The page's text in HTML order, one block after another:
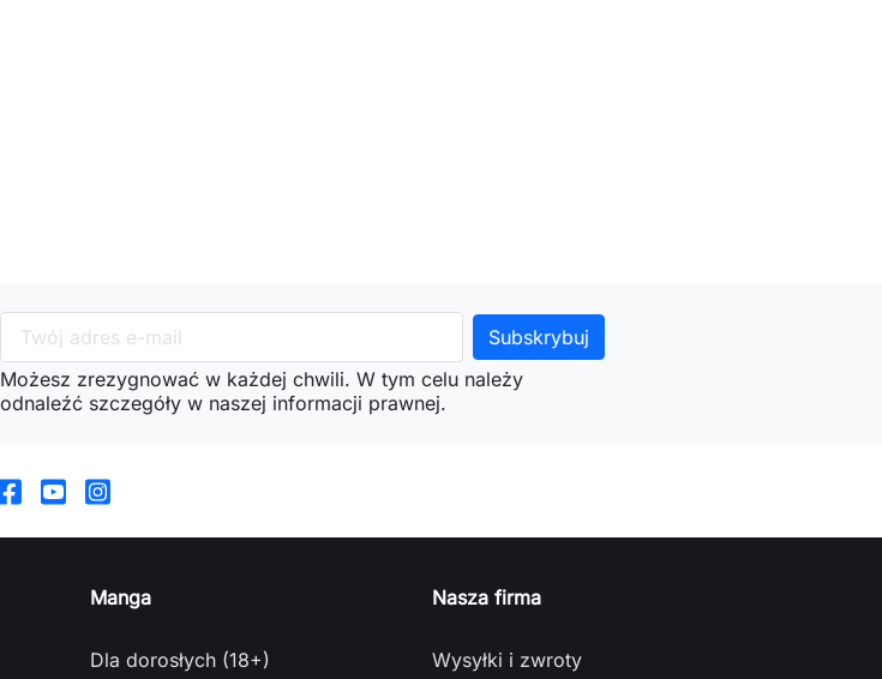
do koszyka
Możesz zrezygnować w każdej chwili. W tym celu należy
odnaleźć szczegóły w naszej informacji prawnej.
Manga
Dla dorosłych (18+)
Nasza firma
Wysyłki i zwroty